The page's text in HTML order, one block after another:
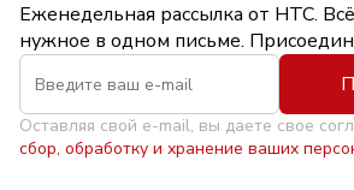
Еженедельная рассылка от НТС.
нужное в одном письме.
Оставляя свой e-mail, вы даете свое
сбор, обработку и хранение ваших